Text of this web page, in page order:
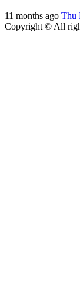
11 months ago Thu
Copyright © All